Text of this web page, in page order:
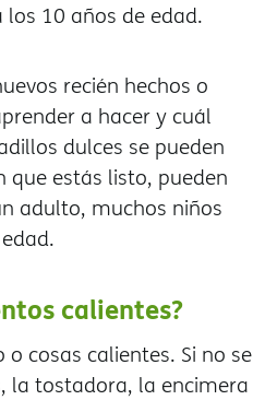
10 años de edad.
recién hechos o
a hacer y cuál
dulces se pueden
que estás listo, pueden
adulto, muchos niños
calientes?
cosas calientes. Si no se
la tostadora, la encimera